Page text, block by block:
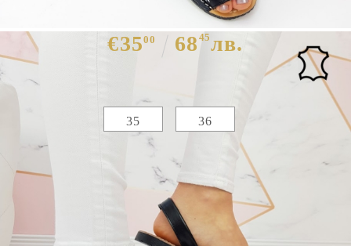
€3500 68 45лв.
Избери размер : Таблица с размери
35 36
МАТЕРИАЛ ОСНОВЕН:
ЕСТЕСТВЕНА КОЖА
ЕСТЕСТВЕНА КОЖА
ЕСТЕСТВЕНА КОЖА
ИСПАНИЯ